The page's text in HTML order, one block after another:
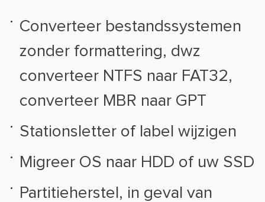
Converteer bestandssystemen
zonder formattering, dwz
converteer NTFS naar FAT32,
converteer MBR naar GPT
Stationsletter of label wijzigen
Migreer OS naar HDD of uw SSD
Partitieherstel, in geval van